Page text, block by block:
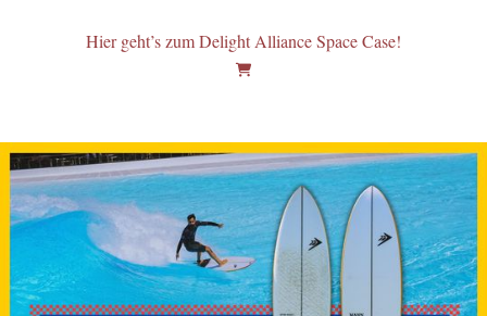
Hier geht’s zum Delight Alliance Space Case!